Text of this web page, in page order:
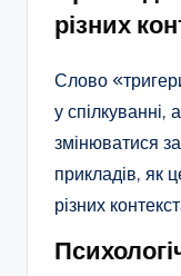
різних
Слово
у
змінюватися
прикладів, як
різних